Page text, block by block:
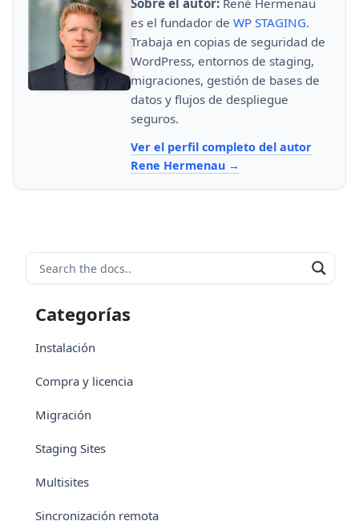
Sobre el autor: René Hermenau
es el fundador de WP STAGING.
Trabaja en copias de seguridad de
WordPress, entornos de staging,
migraciones, gestión de bases de
datos y flujos de despliegue
seguros.
Ver el perfil completo del autor
Rene Hermenau
Categorías
Instalación
Compra y licencia
Migración
Staging Sites
Multisites
Sincronización remota